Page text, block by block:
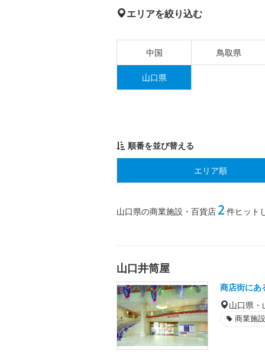
エリアを絞り込む
中国 鳥取県
山口県
順番を並び替える
エリア順
山口県の商業施設・百貨店 2 件ヒット
山口井筒屋
商店街にあ
山口県・
商業施